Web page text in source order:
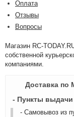
Оплата
Отзывы
Вопросы
Магазин RC-
собственной
компаниями.
Доставка по
- Пункты
- Самовывоз из